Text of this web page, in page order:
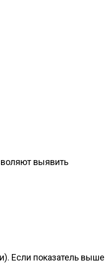
выявить
Если показатель выше